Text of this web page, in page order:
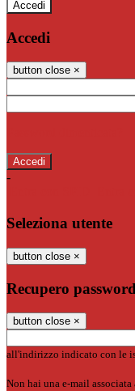
Accedi
Accedi
button close ×
-
Seleziona utente
button close ×
Recupero password
button close ×
all'indirizzo indicato con le
Non hai una e-mail